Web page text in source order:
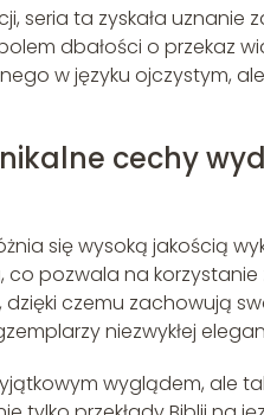
seria ta zyskała
dbałości o przekaz
w języku ojczystym,
cechy
się wysoką jakością
pozwala na korzystanie
czemu zachowują
niezwykłej
wyglądem, ale